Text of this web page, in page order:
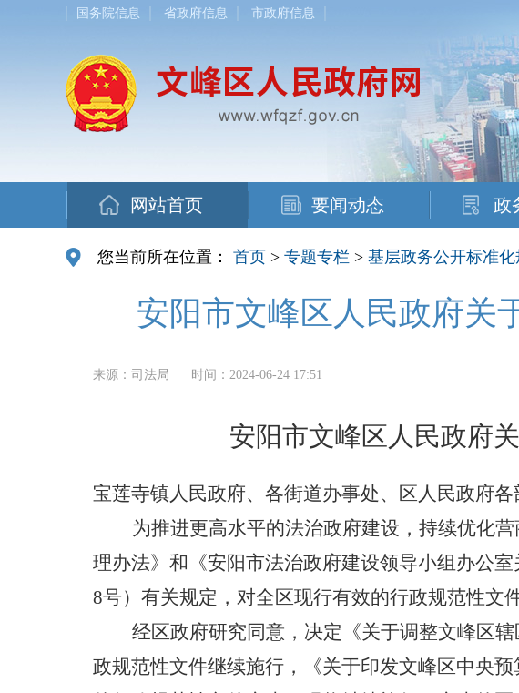
国务院信息 省政府信息 市政府信息
网站首页 要闻动态 政
您当前所在位置： 首页 > 专题专栏 > 基层政务公开标准
安阳市文峰区人民政府关
来源：司法局 时间：2024-06-24 17:51
安阳市文峰区人民政府
宝莲寺镇人民政府、各街道办事处、区人民政府各
为推进更高水平的法治政府建设，持续优化
理办法》和《安阳市法治政府建设领导小组办公
8号）有关规定， 对全区现行有效的行政规范性文
经区政府研究同意，决定《关于调整文峰区
政规范性文件继续施行 ，《关于印发文峰区中央